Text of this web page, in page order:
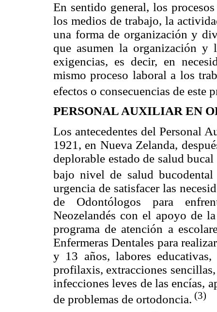
En sentido general, los
los medios de trabajo, la
una forma de organización y
que asumen la organización
exigencias, es decir, en
mismo proceso laboral a los
efectos o consecuencias de este
PERSONAL AUXILIAR EN
Los antecedentes del Personal
1921, en Nueva Zelanda,
deplorable estado de salud
bajo nivel de salud
urgencia de satisfacer las
de Odontólogos para
Neozelandés con el apoyo de
programa de atención a
Enfermeras Dentales para
y 13 años, labores
profilaxis, extracciones
infecciones leves de las encías,
de problemas de ortodoncia. (3)